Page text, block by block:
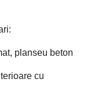
planseu beton
cu